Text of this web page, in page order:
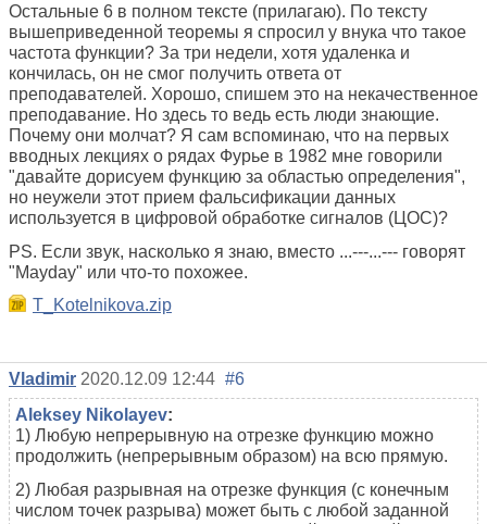
Остальные 6 в полном тексте (прилагаю). По тексту
вышеприведенной теоремы я спросил у внука что такое
частота функции? За три недели, хотя удаленка и
кончилась, он не смог получить ответа от
преподавателей. Хорошо, спишем это на некачественное
преподавание. Но здесь то ведь есть люди знающие.
Почему они молчат? Я сам вспоминаю, что на первых
вводных лекциях о рядах Фурье в 1982 мне говорили
"давайте дорисуем функцию за областью определения",
но неужели этот прием фальсификации данных
используется в цифровой обработке сигналов (ЦОС)?
PS. Если звук, насколько я знаю, вместо ...---...--- говорят
"Mayday" или что-то похожее.
T_Kotelnikova.zip
Vladimir 2020.12.09 12:44 #6
Aleksey Nikolayev:
1) Любую непрерывную на отрезке функцию можно
продолжить (непрерывным образом) на всю прямую.
2) Любая разрывная на отрезке функция (с конечным
числом точек разрыва) может быть с любой заданной